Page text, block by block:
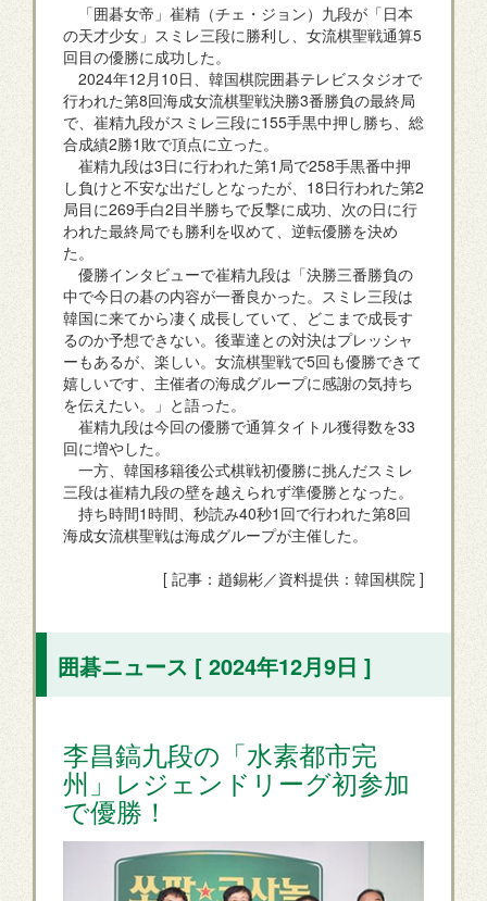
「囲碁女帝」崔精（チェ・ジョン）九段が「日本
の天才少女」スミレ三段に勝利し、女流棋聖戦通算5
回目の優勝に成功した。
2024年12月10日、韓国棋院囲碁テレビスタジオで
行われた第8回海成女流棋聖戦決勝3番勝負の最終局
で、崔精九段がスミレ三段に155手黒中押し勝ち、総
合成績2勝1敗で頂点に立った。
崔精九段は3日に行われた第1局で258手黒番中押
し負けと不安な出だしとなったが、18日行われた第2
局目に269手白2目半勝ちで反撃に成功、次の日に行
われた最終局でも勝利を収めて、逆転優勝を決め
た。
優勝インタビューで崔精九段は「決勝三番勝負の
中で今日の碁の内容が一番良かった。スミレ三段は
韓国に来てから凄く成長していて、どこまで成長す
るのか予想できない。後輩達との対決はプレッシャ
ーもあるが、楽しい。女流棋聖戦で5回も優勝できて
嬉しいです、主催者の海成グループに感謝の気持ち
を伝えたい。」と語った。
崔精九段は今回の優勝で通算タイトル獲得数を33
回に増やした。
一方、韓国移籍後公式棋戦初優勝に挑んだスミレ
三段は崔精九段の壁を越えられず準優勝となった。
持ち時間1時間、秒読み40秒1回で行われた第8回
海成女流棋聖戦は海成グループが主催した。
[ 記事：趙錫彬／資料提供：韓国棋院 ]
囲碁ニュース [ 2024年12月9日 ]
李昌鎬九段の「水素都市完
州」レジェンドリーグ初参加
で優勝！